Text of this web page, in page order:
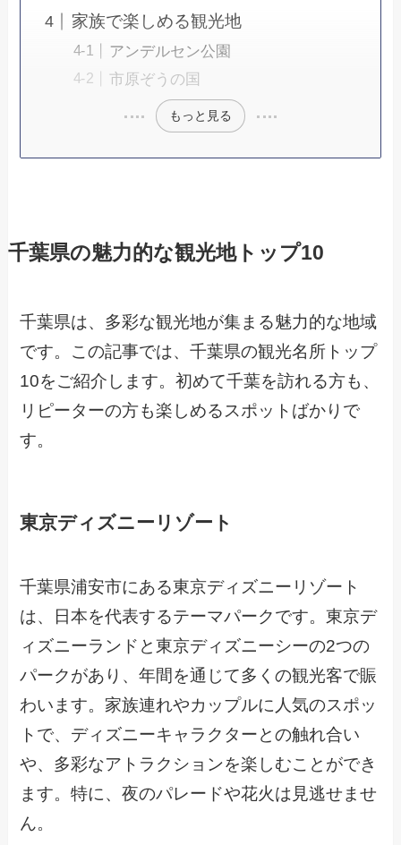
家族で楽しめる観光地
アンデルセン公園
市原ぞうの国
もっと見る
千葉県の魅力的な観光地トップ10
千葉県は、多彩な観光地が集まる魅力的な地域
です。この記事では、千葉県の観光名所トップ
10をご紹介します。初めて千葉を訪れる方も、
リピーターの方も楽しめるスポットばかりで
す。
東京ディズニーリゾート
千葉県浦安市にある東京ディズニーリゾート
は、日本を代表するテーマパークです。東京デ
ィズニーランドと東京ディズニーシーの2つの
パークがあり、年間を通じて多くの観光客で賑
わいます。家族連れやカップルに人気のスポッ
トで、ディズニーキャラクターとの触れ合い
や、多彩なアトラクションを楽しむことができ
ます。特に、夜のパレードや花火は見逃せませ
ん。